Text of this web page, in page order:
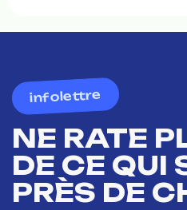
infolettre
NE RATE
DE CE QUI
PRÈS DE